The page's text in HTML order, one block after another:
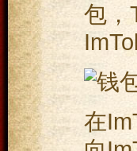
包，
在